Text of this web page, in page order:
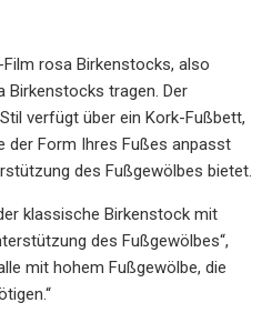
rosa Birkenstocks, also
Birkenstocks tragen. Der
verfügt über ein Kork-Fußbett,
der Form Ihres Fußes anpasst
des Fußgewölbes bietet.
klassische Birkenstock mit
des Fußgewölbes“,
mit hohem Fußgewölbe, die